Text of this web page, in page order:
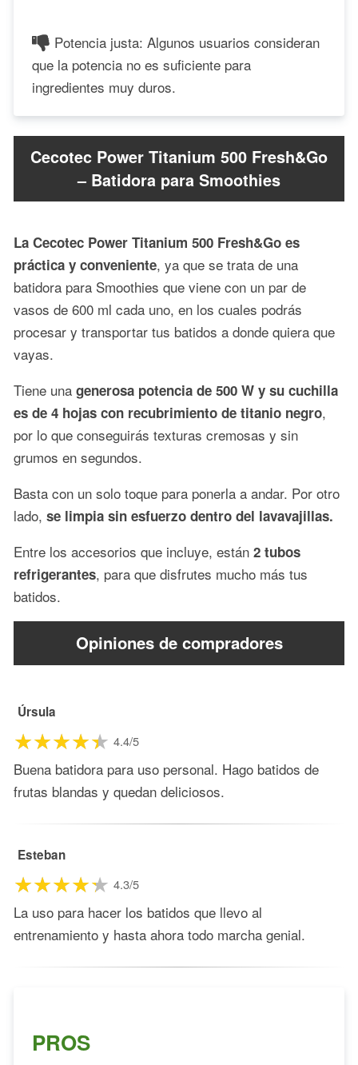
Potencia justa: Algunos usuarios consideran
que la potencia no es suficiente para
ingredientes muy duros.
Cecotec Power Titanium 500 Fresh&Go
– Batidora para Smoothies
La Cecotec Power Titanium 500 Fresh&Go es
práctica y conveniente, ya que se trata de una
batidora para Smoothies que viene con un par de
vasos de 600 ml cada uno, en los cuales podrás
procesar y transportar tus batidos a donde quiera que
vayas.
Tiene una generosa potencia de 500 W y su cuchilla
es de 4 hojas con recubrimiento de titanio negro,
por lo que conseguirás texturas cremosas y sin
grumos en segundos.
Basta con un solo toque para ponerla a andar. Por otro
lado, se limpia sin esfuerzo dentro del lavavajillas.
Entre los accesorios que incluye, están 2 tubos
refrigerantes, para que disfrutes mucho más tus
batidos.
Opiniones de compradores
Úrsula
4.4/5
Buena batidora para uso personal. Hago batidos de
frutas blandas y quedan deliciosos.
Esteban
4.3/5
La uso para hacer los batidos que llevo al
entrenamiento y hasta ahora todo marcha genial.
PROS